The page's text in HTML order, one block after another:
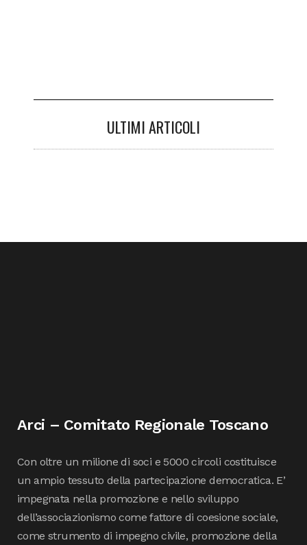
ULTIMI ARTICOLI
Arci – Comitato Regionale Toscano
Con oltre un milione di soci e 5000 circoli costituisce
un ampio tessuto della partecipazione democratica. E’
impegnata nella promozione e nello sviluppo
dell’associazionismo come fattore di coesione sociale,
come strumento di impegno civile, promozione della